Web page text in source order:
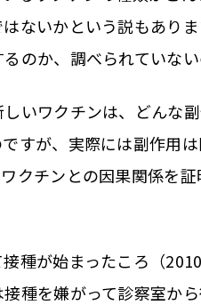
ないかという説もあり
のか、調べられていない
いワクチンは、どんな
すが、実際には副作用
クチンとの因果関係を
種が始まったころ（
種を嫌がって診察室か